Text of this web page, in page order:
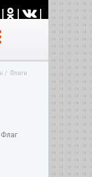
| | |
Флаги
Флаг